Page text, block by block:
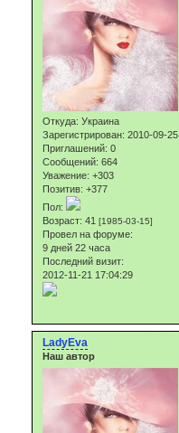
Откуда: Украина
Зарегистрирован: 2010-09-25
Приглашений: 0
Сообщений: 664
Уважение: +303
Позитив: +377
Пол:
Возраст: 41 [1985-03-15]
Провел на форуме:
9 дней 22 часа
Последний визит:
2012-11-21 17:04:29
LadyEva
Наш автор